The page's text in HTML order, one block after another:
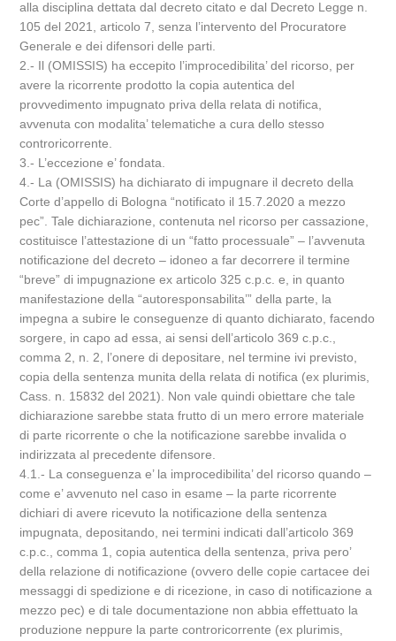
alla disciplina dettata dal decreto citato e dal Decreto Legge n.
105 del 2021, articolo 7, senza l’intervento del Procuratore
Generale e dei difensori delle parti.
2.- Il (OMISSIS) ha eccepito l’improcedibilita’ del ricorso, per
avere la ricorrente prodotto la copia autentica del
provvedimento impugnato priva della relata di notifica,
avvenuta con modalita’ telematiche a cura dello stesso
controricorrente.
3.- L’eccezione e’ fondata.
4.- La (OMISSIS) ha dichiarato di impugnare il decreto della
Corte d’appello di Bologna “notificato il 15.7.2020 a mezzo
pec”. Tale dichiarazione, contenuta nel ricorso per cassazione,
costituisce l’attestazione di un “fatto processuale” – l’avvenuta
notificazione del decreto – idoneo a far decorrere il termine
“breve” di impugnazione ex articolo 325 c.p.c. e, in quanto
manifestazione della “autoresponsabilita’” della parte, la
impegna a subire le conseguenze di quanto dichiarato, facendo
sorgere, in capo ad essa, ai sensi dell’articolo 369 c.p.c.,
comma 2, n. 2, l’onere di depositare, nel termine ivi previsto,
copia della sentenza munita della relata di notifica (ex plurimis,
Cass. n. 15832 del 2021). Non vale quindi obiettare che tale
dichiarazione sarebbe stata frutto di un mero errore materiale
di parte ricorrente o che la notificazione sarebbe invalida o
indirizzata al precedente difensore.
4.1.- La conseguenza e’ la improcedibilita’ del ricorso quando –
come e’ avvenuto nel caso in esame – la parte ricorrente
dichiari di avere ricevuto la notificazione della sentenza
impugnata, depositando, nei termini indicati dall’articolo 369
c.p.c., comma 1, copia autentica della sentenza, priva pero’
della relazione di notificazione (ovvero delle copie cartacee dei
messaggi di spedizione e di ricezione, in caso di notificazione a
mezzo pec) e di tale documentazione non abbia effettuato la
produzione neppure la parte controricorrente (ex plurimis,